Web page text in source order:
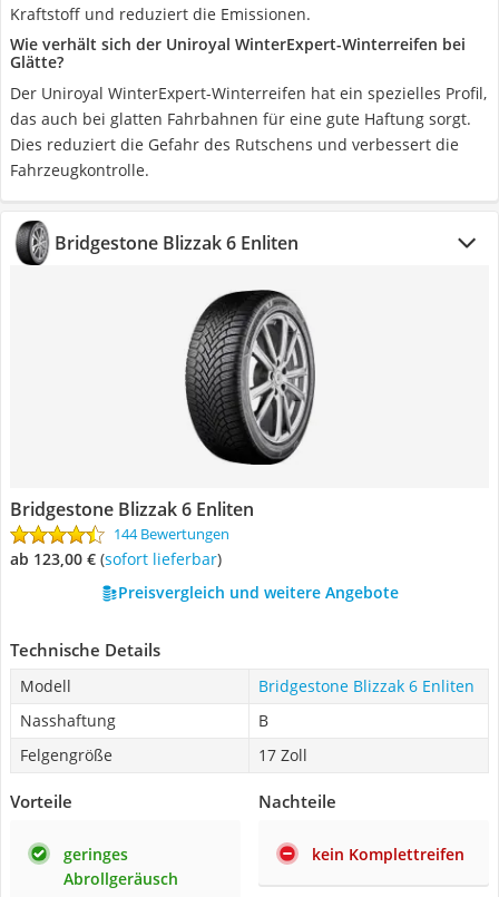
Kraftstoff und reduziert die Emissionen.
Wie verhält sich der Uniroyal WinterExpert-Winterreifen bei
Glätte?
Der Uniroyal WinterExpert-Winterreifen hat ein spezielles Profil,
das auch bei glatten Fahrbahnen für eine gute Haftung sorgt.
Dies reduziert die Gefahr des Rutschens und verbessert die
Fahrzeugkontrolle.
Bridgestone Blizzak 6 Enliten
Bridgestone Blizzak 6 Enliten
144 Bewertungen
ab 123,00 € ( Sofort lieferbar)
Preisvergleich und weitere Angebote
Technische Details
Modell
Bridgestone Blizzak 6 Enliten
Nasshaftung
B
Felgengröße
17 Zoll
Vorteile
geringes
Abrollgeräusch
Nachteile
kein Komplettreifen